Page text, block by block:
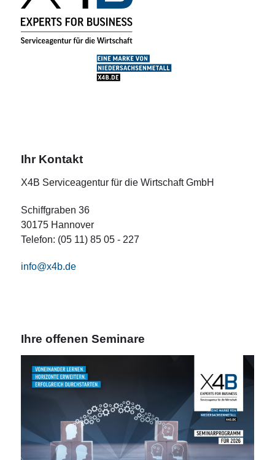
Ihr Kontakt
X4B Serviceagentur für die Wirtschaft GmbH
Schiffgraben 36
30175 Hannover
Telefon: (05 11) 85 05 - 227
info@x4b.de
Ihre offenen Seminare